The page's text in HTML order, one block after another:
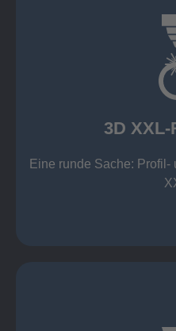
3D
Eine runde Sache:
3D XXL-Rohrlaser
Rechteckprofile bis
Wandstärken:
Nichtrostende
Aluminium 10